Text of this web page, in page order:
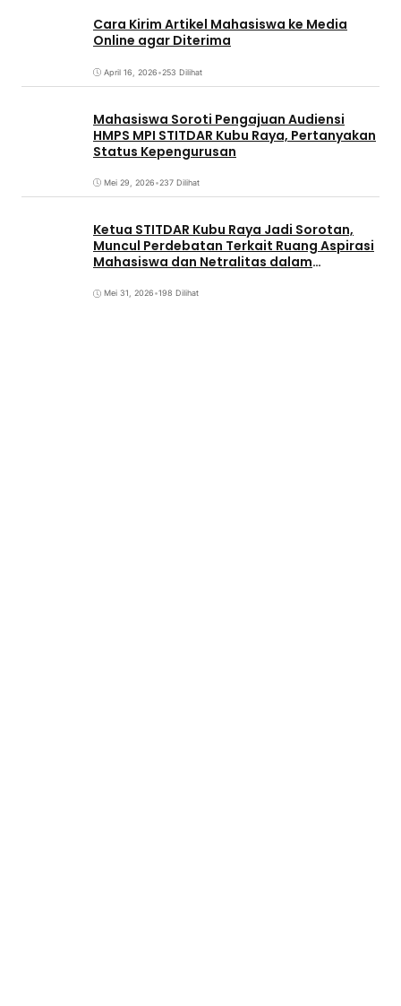
Cara Kirim Artikel Mahasiswa ke Media
Online agar Diterima
April 16, 2026•253 Dilihat
Mahasiswa Soroti Pengajuan Audiensi
HMPS MPI STITDAR Kubu Raya, Pertanyakan
Status Kepengurusan
Mei 29, 2026•237 Dilihat
Ketua STITDAR Kubu Raya Jadi Sorotan,
Muncul Perdebatan Terkait Ruang Aspirasi
Mahasiswa dan Netralitas dalam
Mei 31, 2026•198 Dilihat